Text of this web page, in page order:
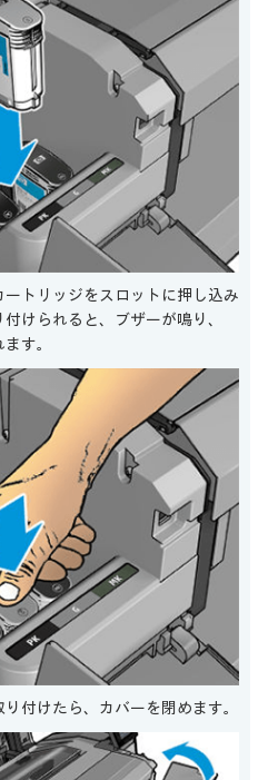
トリッジをスロットに押し込み
けられると、ブザーが鳴り、
す。
付けたら、カバーを閉めます。